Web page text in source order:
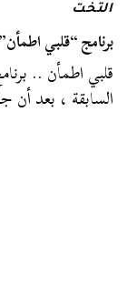
التخت
برنامج “قلبي
قلبي اطمأن ..
السابقة ، بعد